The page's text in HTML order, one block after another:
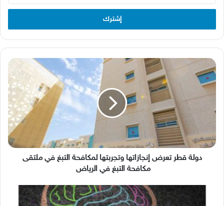
الإلكتروني
دولة
قطر
تعرض
إنجازاتها
لمكافحة
في
ملتقى
مكافحةدولة قطر تعرض إنجازاتها وتجربتها لمكافحة التبغ في ملتقى
مكافحة التبغ في الرياض